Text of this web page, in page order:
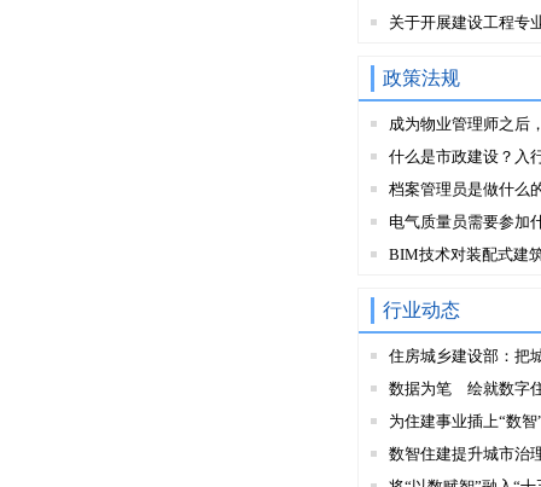
关于开展建设工程专
政策法规
成为物业管理师之后
什么是市政建设？入
档案管理员是做什么
电气质量员需要参加
BIM技术对装配式建
行业动态
住房城乡建设部：把
数据为笔 绘就数字
为住建事业插上“数智
数智住建提升城市治